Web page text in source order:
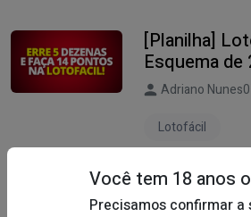
[Planilha]
Esquema de
Adriano Nunes
Lotofácil
[Planilha]
Você tem 18 anos
Precisamos confirmar a